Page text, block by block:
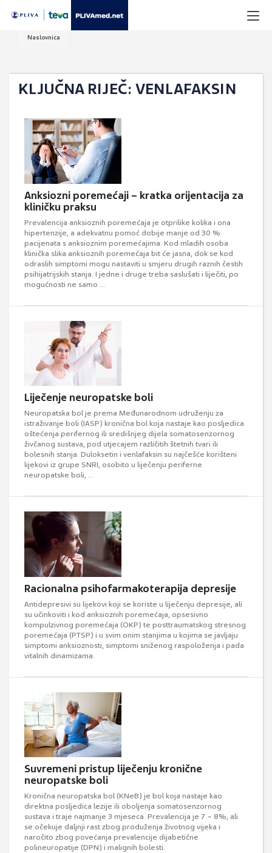
Naslovnica
KLJUČNA RIJEČ: VENLAFAKSIN
Anksiozni poremećaji – kratka orijentacija za
kliničku praksu
Prevalencija anksioznih poremećaja je otprilike kolika i ona
hipertenzije, a adekvatnu pomoć dobije manje od 30 %
pacijenata s anksioznim poremećajima. Kod mladih osoba
klinička slika anksioznih poremećaja bit će jasna, dok se kod
odraslih simptomi mogu nastaviti u smjeru drugih raznih čestih
psihijatrijskih stanja. I jedne i druge treba saslušati i liječiti, po
mogućnosti ne samo ...
Liječenje neuropatske boli
Neuropatska bol je prema Međunarodnom udruženju za
istraživanje boli (IASP) kronična bol koja nastaje kao posljedica
oštećenja perifernog ili središnjeg dijela somatosenzornog
živčanog sustava, pod utjecajem različitih štetnih tvari ili
bolesnih stanja. Duloksetin i venlafaksin su najčešće korišteni
lijekovi iz grupe SNRI, osobito u liječenju periferne
neuropatske boli, ...
Racionalna psihofarmakoterapija depresije
Antidepresivi su lijekovi koji se koriste u liječenju depresije, ali
su učinkoviti i kod anksioznih poremećaja, opsesivno
kompulzivnog poremećaja (OKP) te posttraumatskog stresnog
poremećaja (PTSP) i u svim onim stanjima u kojima se javljaju
simptomi anksioznosti, simptomi sniženog raspoloženja i pada
vitalnih dinamizama.
Suvremeni pristup liječenju kronične
neuropatske boli
Kronična neuropatska bol (KNeB) je bol koja nastaje kao
direktna posljedica lezije ili oboljenja somatosenzornog
sustava i traje najmanje 3 mjeseca. Prevalencija je 7 − 8%, ali
se očekuje daljnji rast zbog produženja životnog vijeka i
naročito zbog povećanja prevalencije dijabetične
polineuropatije (DPN) i malignih bolesti.